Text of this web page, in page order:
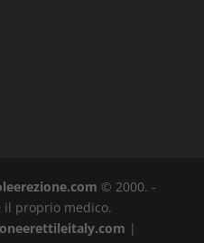
© 2000. -
il proprio medico.
|